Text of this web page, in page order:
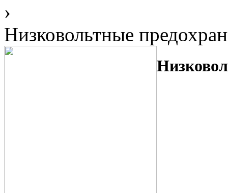
›
Низковольтные